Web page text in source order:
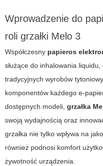
Wprowadzenie do
roli grzałki Melo 3
Współczesny papieros
służące do inhalowania
tradycyjnych wyrobów
komponentów każdego e-
dostępnych modeli, grzałka
swoją wydajnością oraz
grzałka nie tylko wpływa na
również podnosi komfort
żywotność urządzenia.